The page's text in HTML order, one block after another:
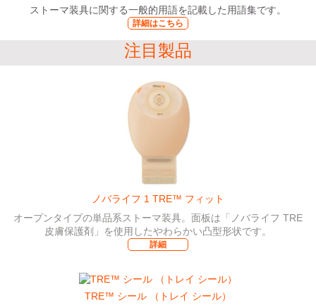
ストーマ装具に関する一般的用語を記載した用語集です。
詳細はこちら
注目製品
ノバライフ 1 TRE™ フィット
オープンタイプの単品系ストーマ装具。面板は「ノバライフ TRE
皮膚保護剤」を使用したやわらかい凸型形状です。
詳細
TRE™ シール （トレイ シール）